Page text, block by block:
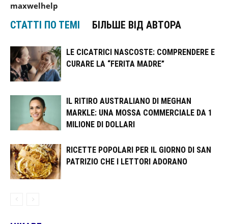
maxwelhelp
СТАТТІ ПО ТЕМІ БІЛЬШЕ ВІД АВТОРА
LE CICATRICI NASCOSTE: COMPRENDERE E
CURARE LA “FERITA MADRE”
IL RITIRO AUSTRALIANO DI MEGHAN
MARKLE: UNA MOSSA COMMERCIALE DA 1
MILIONE DI DOLLARI
RICETTE POPOLARI PER IL GIORNO DI SAN
PATRIZIO CHE I LETTORI ADORANO